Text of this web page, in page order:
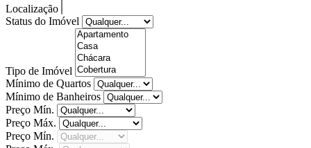
Localização
Status do Imóvel
Tipo de Imóvel
Mínimo de Quartos
Mínimo de Banheiros
Preço Mín.
Preço Máx.
Preço Mín.